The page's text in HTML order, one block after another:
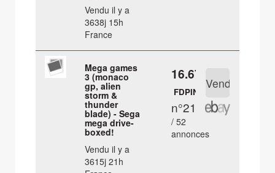
Vendu il y a
3638j 15h
France
Mega games
3 (monaco
gp, alien
storm &
thunder
blade) - Sega
mega drive-
boxed!
Vendu il y a
3615j 21h
16.67 €
FDPIN
n°21
/ 52
annonces